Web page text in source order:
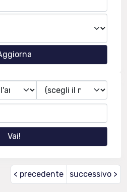
< precedente successivo >